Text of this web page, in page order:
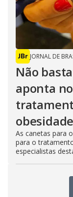
JORNAL DE
Não
aponta
obesidade
As canetas para
para o
especialistas